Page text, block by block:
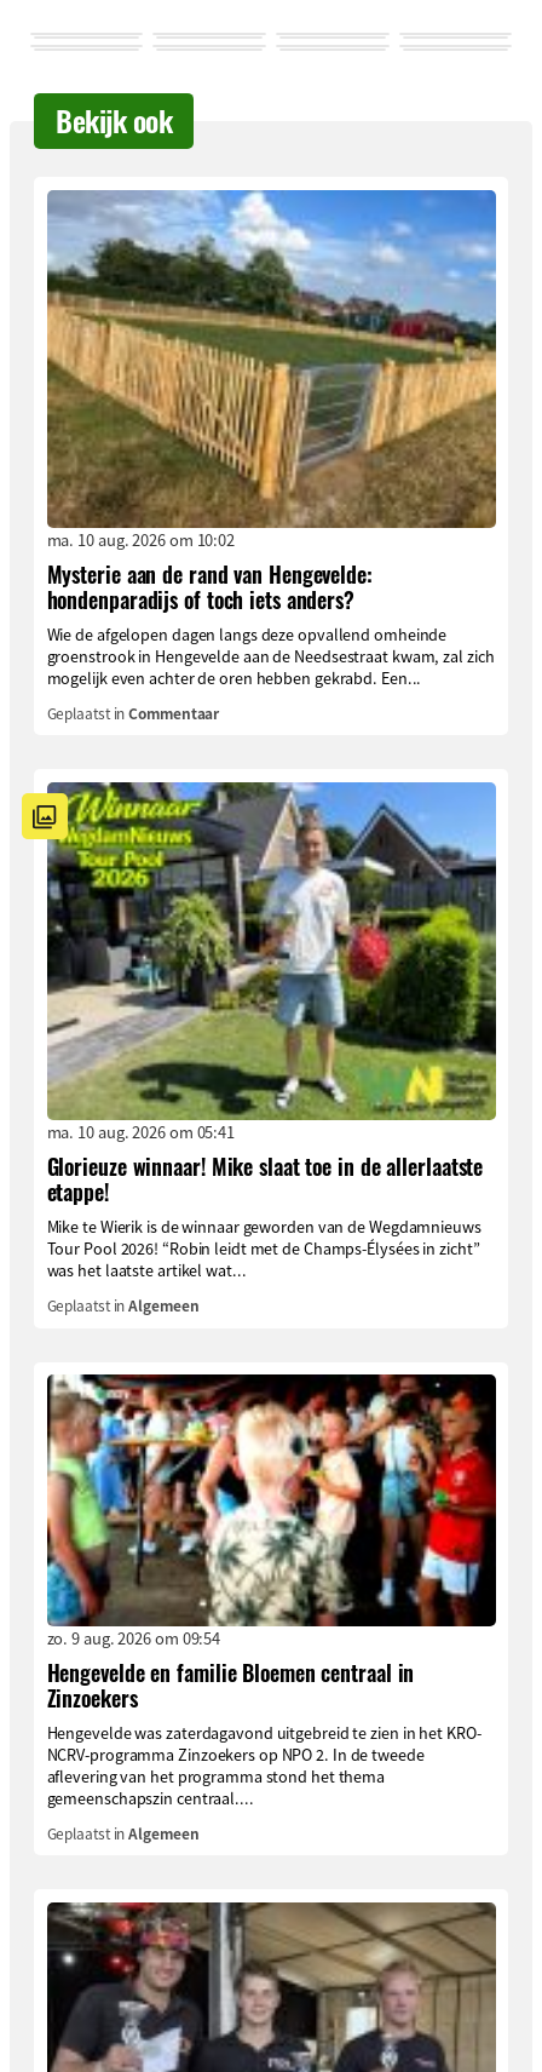
Bekijk ook
ma. 10 aug. 2026 om 10:02
Mysterie aan de rand van Hengevelde:
hondenparadijs of toch iets anders?
Wie de afgelopen dagen langs deze opvallend omheinde
groenstrook in Hengevelde aan de Needsestraat kwam, zal zich
mogelijk even achter de oren hebben gekrabd. Een...
Geplaatst inCommentaar
ma. 10 aug. 2026 om 05:41
Glorieuze winnaar! Mike slaat toe in de allerlaatste
etappe!
Mike te Wierik is de winnaar geworden van de Wegdamnieuws
Tour Pool 2026! “Robin leidt met de Champs-Élysées in zicht”
was het laatste artikel wat...
Geplaatst inAlgemeen
zo. 9 aug. 2026 om 09:54
Hengevelde en familie Bloemen centraal in
Zinzoekers
Hengevelde was zaterdagavond uitgebreid te zien in het KRO-
NCRV-programma Zinzoekers op NPO 2. In de tweede
aflevering van het programma stond het thema
gemeenschapszin centraal....
Geplaatst inAlgemeen